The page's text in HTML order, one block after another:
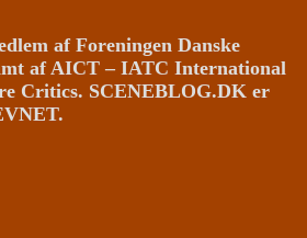
af Foreningen Danske
af AICT – IATC International
Critics. SCENEBLOG.DK er